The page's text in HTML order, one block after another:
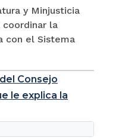
y Minjusticia
coordinar la
con el Sistema
Consejo
le explica la